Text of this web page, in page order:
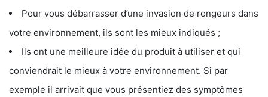
Pour vous débarrasser d’une invasion de rongeurs dans
votre environnement, ils sont les mieux indiqués ;
Ils ont une meilleure idée du produit à utiliser et qui
conviendrait le mieux à votre environnement. Si par
exemple il arrivait que vous présentiez des symptômes